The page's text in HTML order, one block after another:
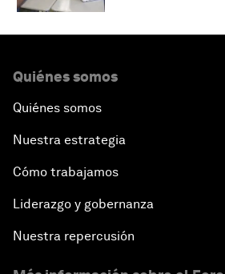
Quiénes somos
Quiénes somos
Nuestra estrategia
Cómo trabajamos
Liderazgo y gobernanza
Nuestra repercusión